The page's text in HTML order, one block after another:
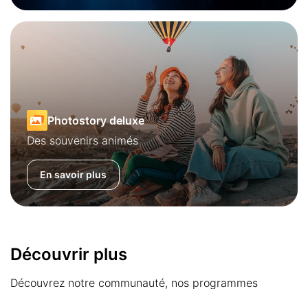
Photostory deluxe
Des souvenirs animés
En savoir plus
Découvrir plus
Découvrez notre communauté, nos programmes